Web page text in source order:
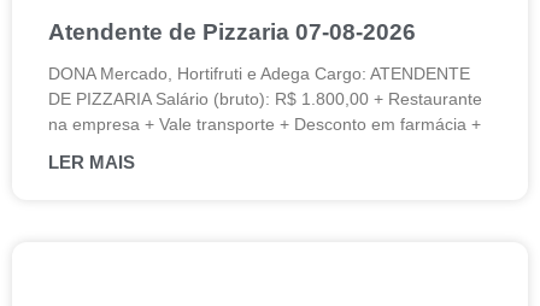
Atendente de Pizzaria 07-08-2026
DONA Mercado, Hortifruti e Adega Cargo: ATENDENTE
DE PIZZARIA Salário (bruto): R$ 1.800,00 + Restaurante
na empresa + Vale transporte + Desconto em farmácia +
LER MAIS